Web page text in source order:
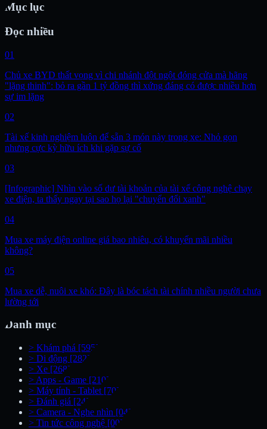
Mục lục
Đọc nhiều
01
Chủ xe BYD thất vọng vì chi nhánh đột ngột đóng cửa mà hãng
"lặng thinh": bỏ ra gần 1 tỷ đồng thì xứng đáng có được nhiều hơn
sự im lặng
02
Tài xế kinh nghiệm luôn để sẵn 3 món này trong xe: Nhỏ gọn
nhưng cực kỳ hữu ích khi gặp sự cố
03
[Infographic] Nhìn vào số dư tài khoản của tài xế công nghệ chạy
xe điện, ta thấy ngay tại sao họ lại "chuyển đổi xanh"
04
Mua xe máy điện online giá bao nhiêu, có khuyến mãi nhiều
không?
05
Mua xe dễ, nuôi xe khó: Đây là bóc tách tài chính nhiều người chưa
lường tới
Danh mục
> Khám phá [595]
> Di động [282]
> Xe [268]
> Apps - Game [210]
> Máy tính - Tablet [70]
> Đánh giá [24]
> Camera - Nghe nhìn [04]
> Tin tức công nghệ [00]